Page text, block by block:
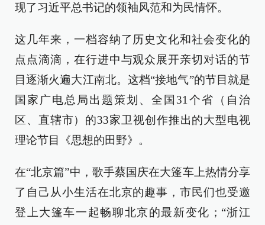
现了习近平总书记的领袖风范和为民情怀。
这几年来，一档容纳了历史文化和社会变化的
点点滴滴，在行进中与观众展开亲切对话的节
目逐渐火遍大江南北。这档“接地气”的节目就是
国家广电总局出题策划、全国31个省（自治
区、直辖市）的33家卫视创作推出的大型电视
理论节目《思想的田野》。
在“北京篇”中，歌手蔡国庆在大篷车上热情分享
了自己从小生活在北京的趣事，市民们也受邀
登上大篷车一起畅聊北京的最新变化；“浙江